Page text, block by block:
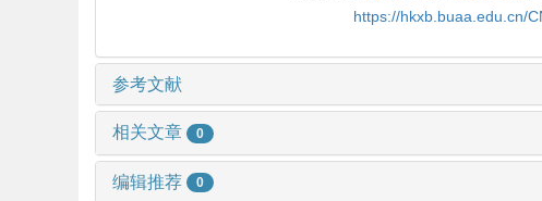
https://hkxb.buaa.edu.cn/
参考文献
相关文章 0
编辑推荐 0